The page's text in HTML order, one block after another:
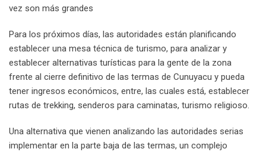
vez son más grandes
Para los próximos días, las autoridades están planificando
establecer una mesa técnica de turismo, para analizar y
establecer alternativas turísticas para la gente de la zona
frente al cierre definitivo de las termas de Cunuyacu y pueda
tener ingresos económicos, entre, las cuales está, establecer
rutas de trekking, senderos para caminatas, turismo religioso.
Una alternativa que vienen analizando las autoridades serias
implementar en la parte baja de las termas, un complejo